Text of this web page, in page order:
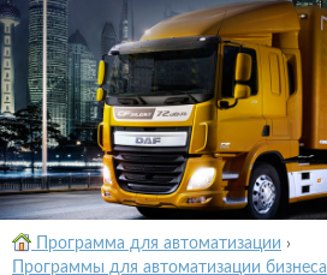
Программа для автоматизации ›
Программы для автоматизации бизнеса